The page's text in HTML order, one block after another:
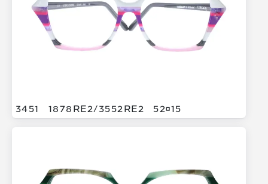
3451 1878RE2/3552RE2 5215